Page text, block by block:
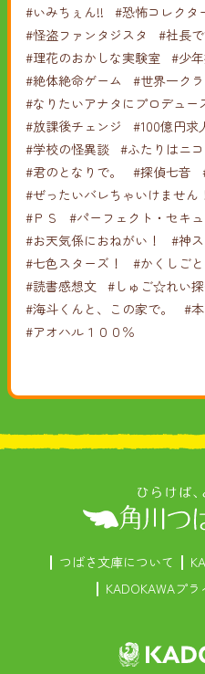
#いみちぇん!!
#恐怖コレクタ
#怪盗ファンタジスタ
#社長
#理花のおかしな実験室 #少
#絶体絶命ゲーム
#世界一ク
#なりたいアナタにプロデュー
#放課後チェンジ
#100億円求
#学校の怪異談 #ふたりはニ
#君のとなりで。
#探偵七音
#ぜったいバレちゃいけません
#ＰＳ
#パーフェクト・セキュ
#お天気係におねがい！
#神
#七色スターズ！
#かくしごと
#読書感想文
#しゅご☆れい
#海斗くんと、この家で。
#
#アオハル１００％
つばさ文庫について
KADOKAWAプ